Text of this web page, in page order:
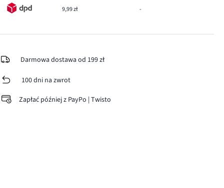
9,99 zł -
Darmowa dostawa od 199 zł
100 dni na zwrot
Zapłać później z PayPo | Twisto